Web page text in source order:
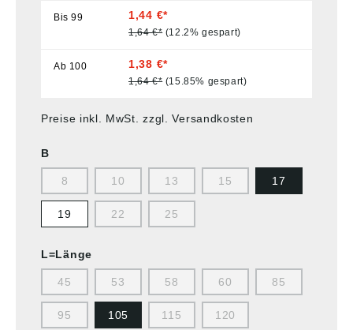
Bis99 1,44 €*
1,64 €* (12.2% gespart)
Ab 100 1,38 €*
1,64 €* (15.85% gespart)
Preise inkl. MwSt. zzgl. Versandkosten
B
8 10 13 15 17
19 22 25
L=Länge
45 53 58 60 85
95 105 115 120